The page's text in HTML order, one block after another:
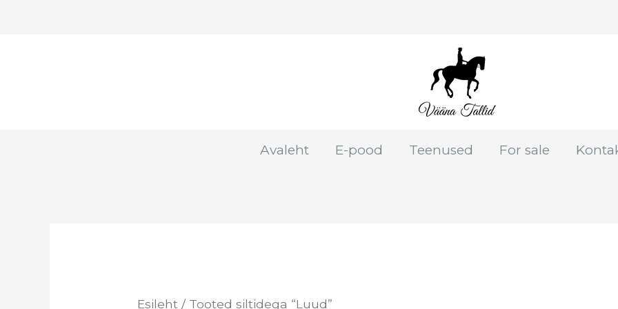
Avaleht E-pood Teenused For sale
Esileht / Tooted siltidega “Luud”